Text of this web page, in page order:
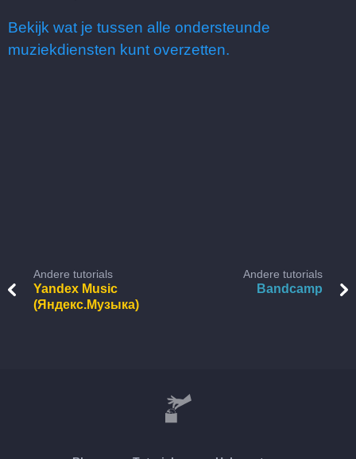
Bekijk wat je tussen alle ondersteunde
muziekdiensten kunt overzetten.
Andere tutorials
Yandex Music
(Яндекс.Музыка)
Andere tutorials
Bandcamp